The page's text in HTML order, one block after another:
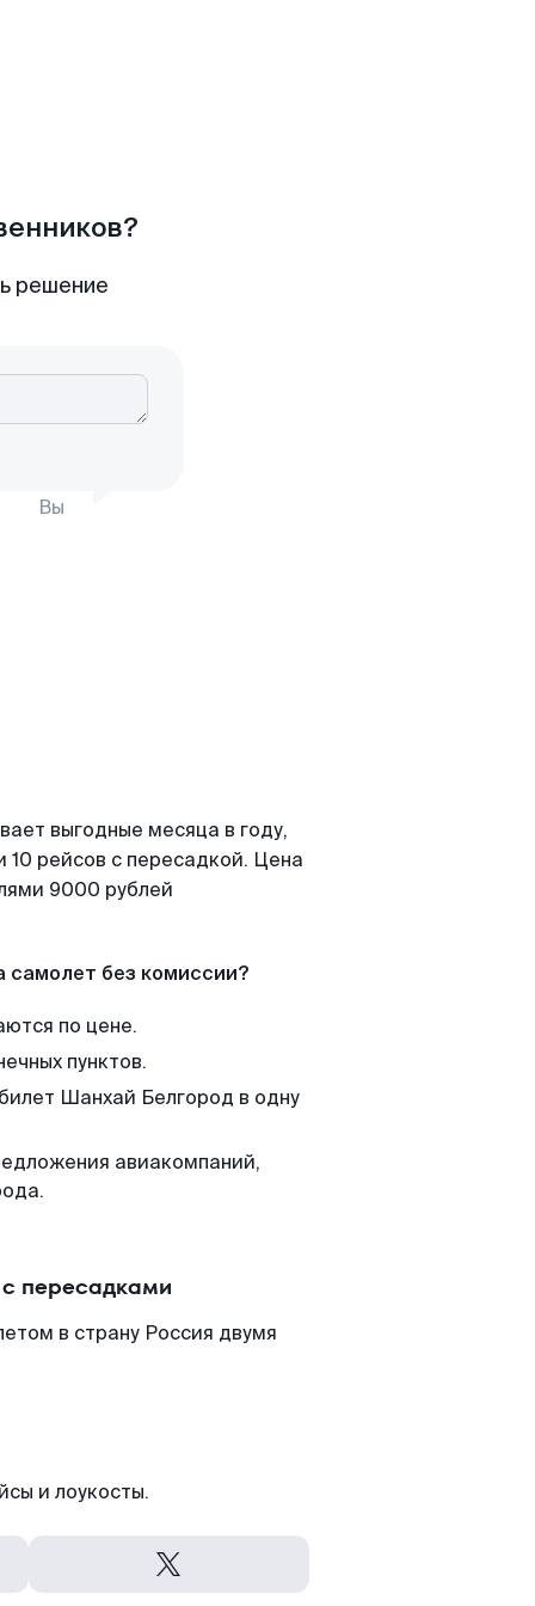
решение
Вы
выгодные месяца в году,
рейсов с пересадкой. Цена
9000 рублей
самолет без комиссии?
по цене.
пунктов.
Шанхай Белгород в одну
авиакомпаний,
пересадками
в страну Россия двумя
и лоукосты.